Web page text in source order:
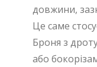
довжини,
Це саме
Броня з
або